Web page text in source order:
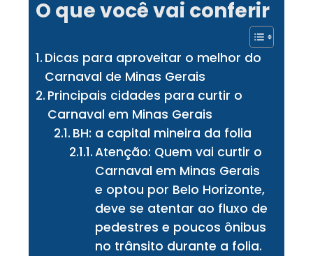
O que você vai conferir
Dicas para aproveitar o melhor do
Carnaval de Minas Gerais
Principais cidades para curtir o
Carnaval em Minas Gerais
BH: a capital mineira da folia
Atenção: Quem vai curtir o
Carnaval em Minas Gerais
e optou por Belo Horizonte,
deve se atentar ao fluxo de
pedestres e poucos ônibus
no trânsito durante a folia.